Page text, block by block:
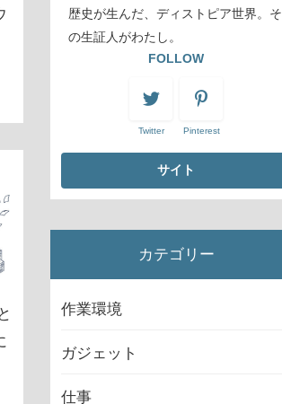
歴史が生んだ、ディストピア世界。そ
の生証人がわたし。
FOLLOW
Twitter Pinterest
カテゴリー
作業環境
ガジェット
仕事